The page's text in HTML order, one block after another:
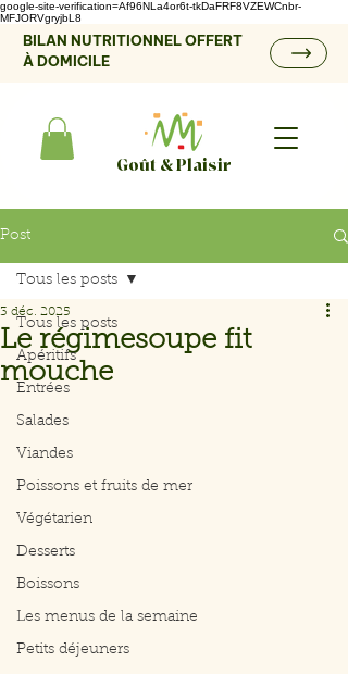
google-site-verification=Af96NLa4or6t-tkDaFRF8VZEWCnbr-
MFJORVgryjbL8
BILAN NUTRITIONNEL OFFERT
À DOMICILE
Goût & Plaisir
Post
Tous les posts
Apéritifs
Entrées
Salades
Viandes
Poissons et fruits de mer
Végétarien
Desserts
Boissons
Les menus de la semaine
Petits déjeuners
Tous les posts
Le régimesoupe fit
mouche
3 déc. 2025